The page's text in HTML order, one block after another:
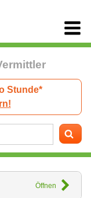
Stunde*
Öffnen